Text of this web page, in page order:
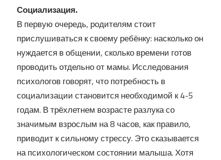
Социализация.
В первую очередь, родителям стоит
прислушиваться к своему ребёнку: насколько он
нуждается в общении, сколько времени готов
проводить отдельно от мамы. Исследования
психологов говорят, что потребность в
социализации становится необходимой к 4-5
годам. В трёхлетнем возрасте разлука со
значимым взрослым на 8 часов, как правило,
приводит к сильному стрессу. Это сказывается
на психологическом состоянии малыша. Хотя